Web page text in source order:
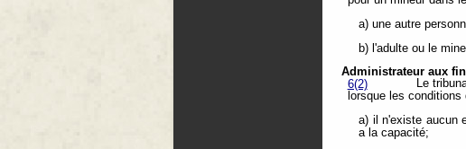
a) une autre
b) l'adulte ou le
Administrateur aux
6(2)
Le
lorsque les
a) il n'existe aucun
a la capacité;